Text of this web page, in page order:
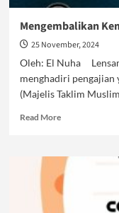
Mengembalikan
25 November, 2024
Oleh: El Nuha
menghadiri pengajian
(Majelis Taklim
Read MoreRead
Kemuliaan
Guru
dengan
Islam